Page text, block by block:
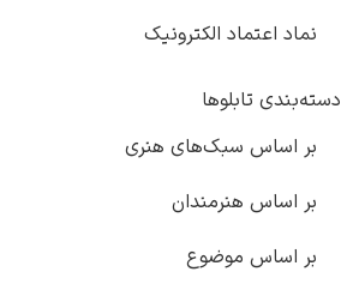
الکترونیک
سبک‌های هنری
هنرمندان
موضوع